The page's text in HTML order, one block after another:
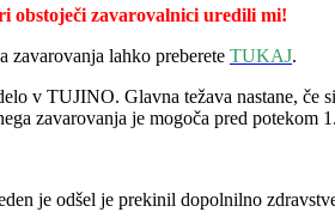
obstoječi zavarovalnici uredili mi!
zavarovanja lahko preberete TUKAJ.
v TUJINO. Glavna težava nastane,
zavarovanja je mogoča pred potekom
je odšel je prekinil dopolnilno